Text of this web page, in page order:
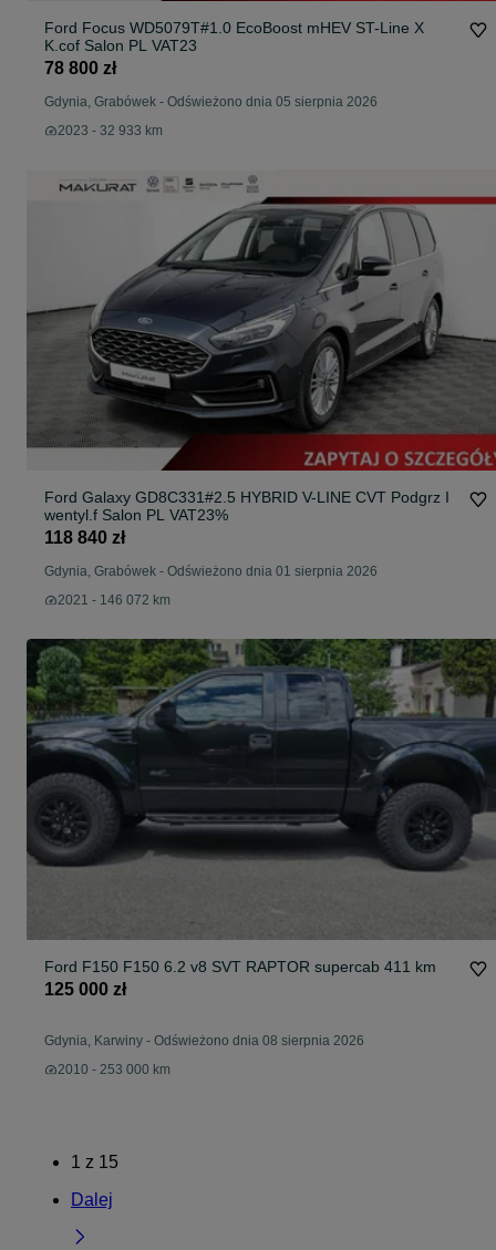
Ford Focus WD5079T#1.0 EcoBoost mHEV ST-Line X
K.cof Salon PL VAT23
78 800 zł
Gdynia, Grabówek - Odświeżono dnia 05 sierpnia 2026
2023 - 32 933 km
Ford Galaxy GD8C331#2.5 HYBRID V-LINE CVT Podgrz I
wentyl.f Salon PL VAT23%
118 840 zł
Gdynia, Grabówek - Odświeżono dnia 01 sierpnia 2026
2021 - 146 072 km
Ford F150 F150 6.2 v8 SVT RAPTOR supercab 411 km
125 000 zł
Gdynia, Karwiny - Odświeżono dnia 08 sierpnia 2026
2010 - 253 000 km
1 z 15
Dalej